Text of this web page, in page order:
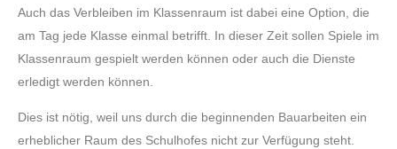
Auch das Verbleiben im Klassenraum ist dabei eine Option, die
am Tag jede Klasse einmal betrifft. In dieser Zeit sollen Spiele im
Klassenraum gespielt werden können oder auch die Dienste
erledigt werden können.
Dies ist nötig, weil uns durch die beginnenden Bauarbeiten ein
erheblicher Raum des Schulhofes nicht zur Verfügung steht.